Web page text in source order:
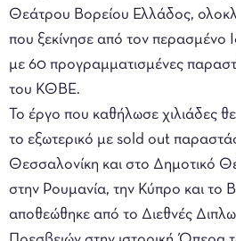
Θεάτρου Βορείου Ελλάδος,
που ξεκίνησε από τον περασμένο
με 60 προγραμματισμένες
του ΚΘΒΕ.
Το έργο που καθήλωσε χιλιάδες
το εξωτερικό με sold out
Θεσσαλονίκη και στο Δημοτικό
στην Ρουμανία, την Κύπρο και το
αποθεώθηκε από το Διεθνές